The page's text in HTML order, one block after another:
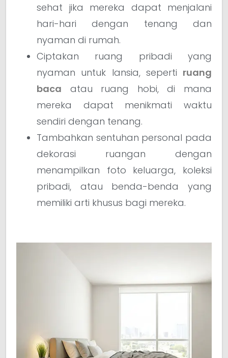
sehat jika mereka dapat menjalani
hari-hari dengan tenang dan
nyaman di rumah.
Ciptakan ruang pribadi yang
nyaman untuk lansia, seperti ruang
baca atau ruang hobi, di mana
mereka dapat menikmati waktu
sendiri dengan tenang.
Tambahkan sentuhan personal pada
dekorasi ruangan dengan
menampilkan foto keluarga, koleksi
pribadi, atau benda-benda yang
memiliki arti khusus bagi mereka.